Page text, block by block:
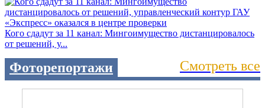
Кого сдадут за 11 канал: Мингоимущество дистанцировалось
от решений, у...
Фоторепортажи Смотреть все